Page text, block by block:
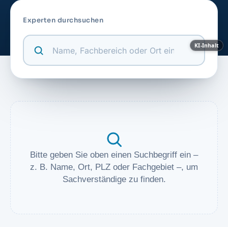
KI-Inhalt
Experten durchsuchen
Bitte geben Sie oben einen Suchbegriff ein –
z. B. Name, Ort, PLZ oder Fachgebiet –, um
Sachverständige zu finden.